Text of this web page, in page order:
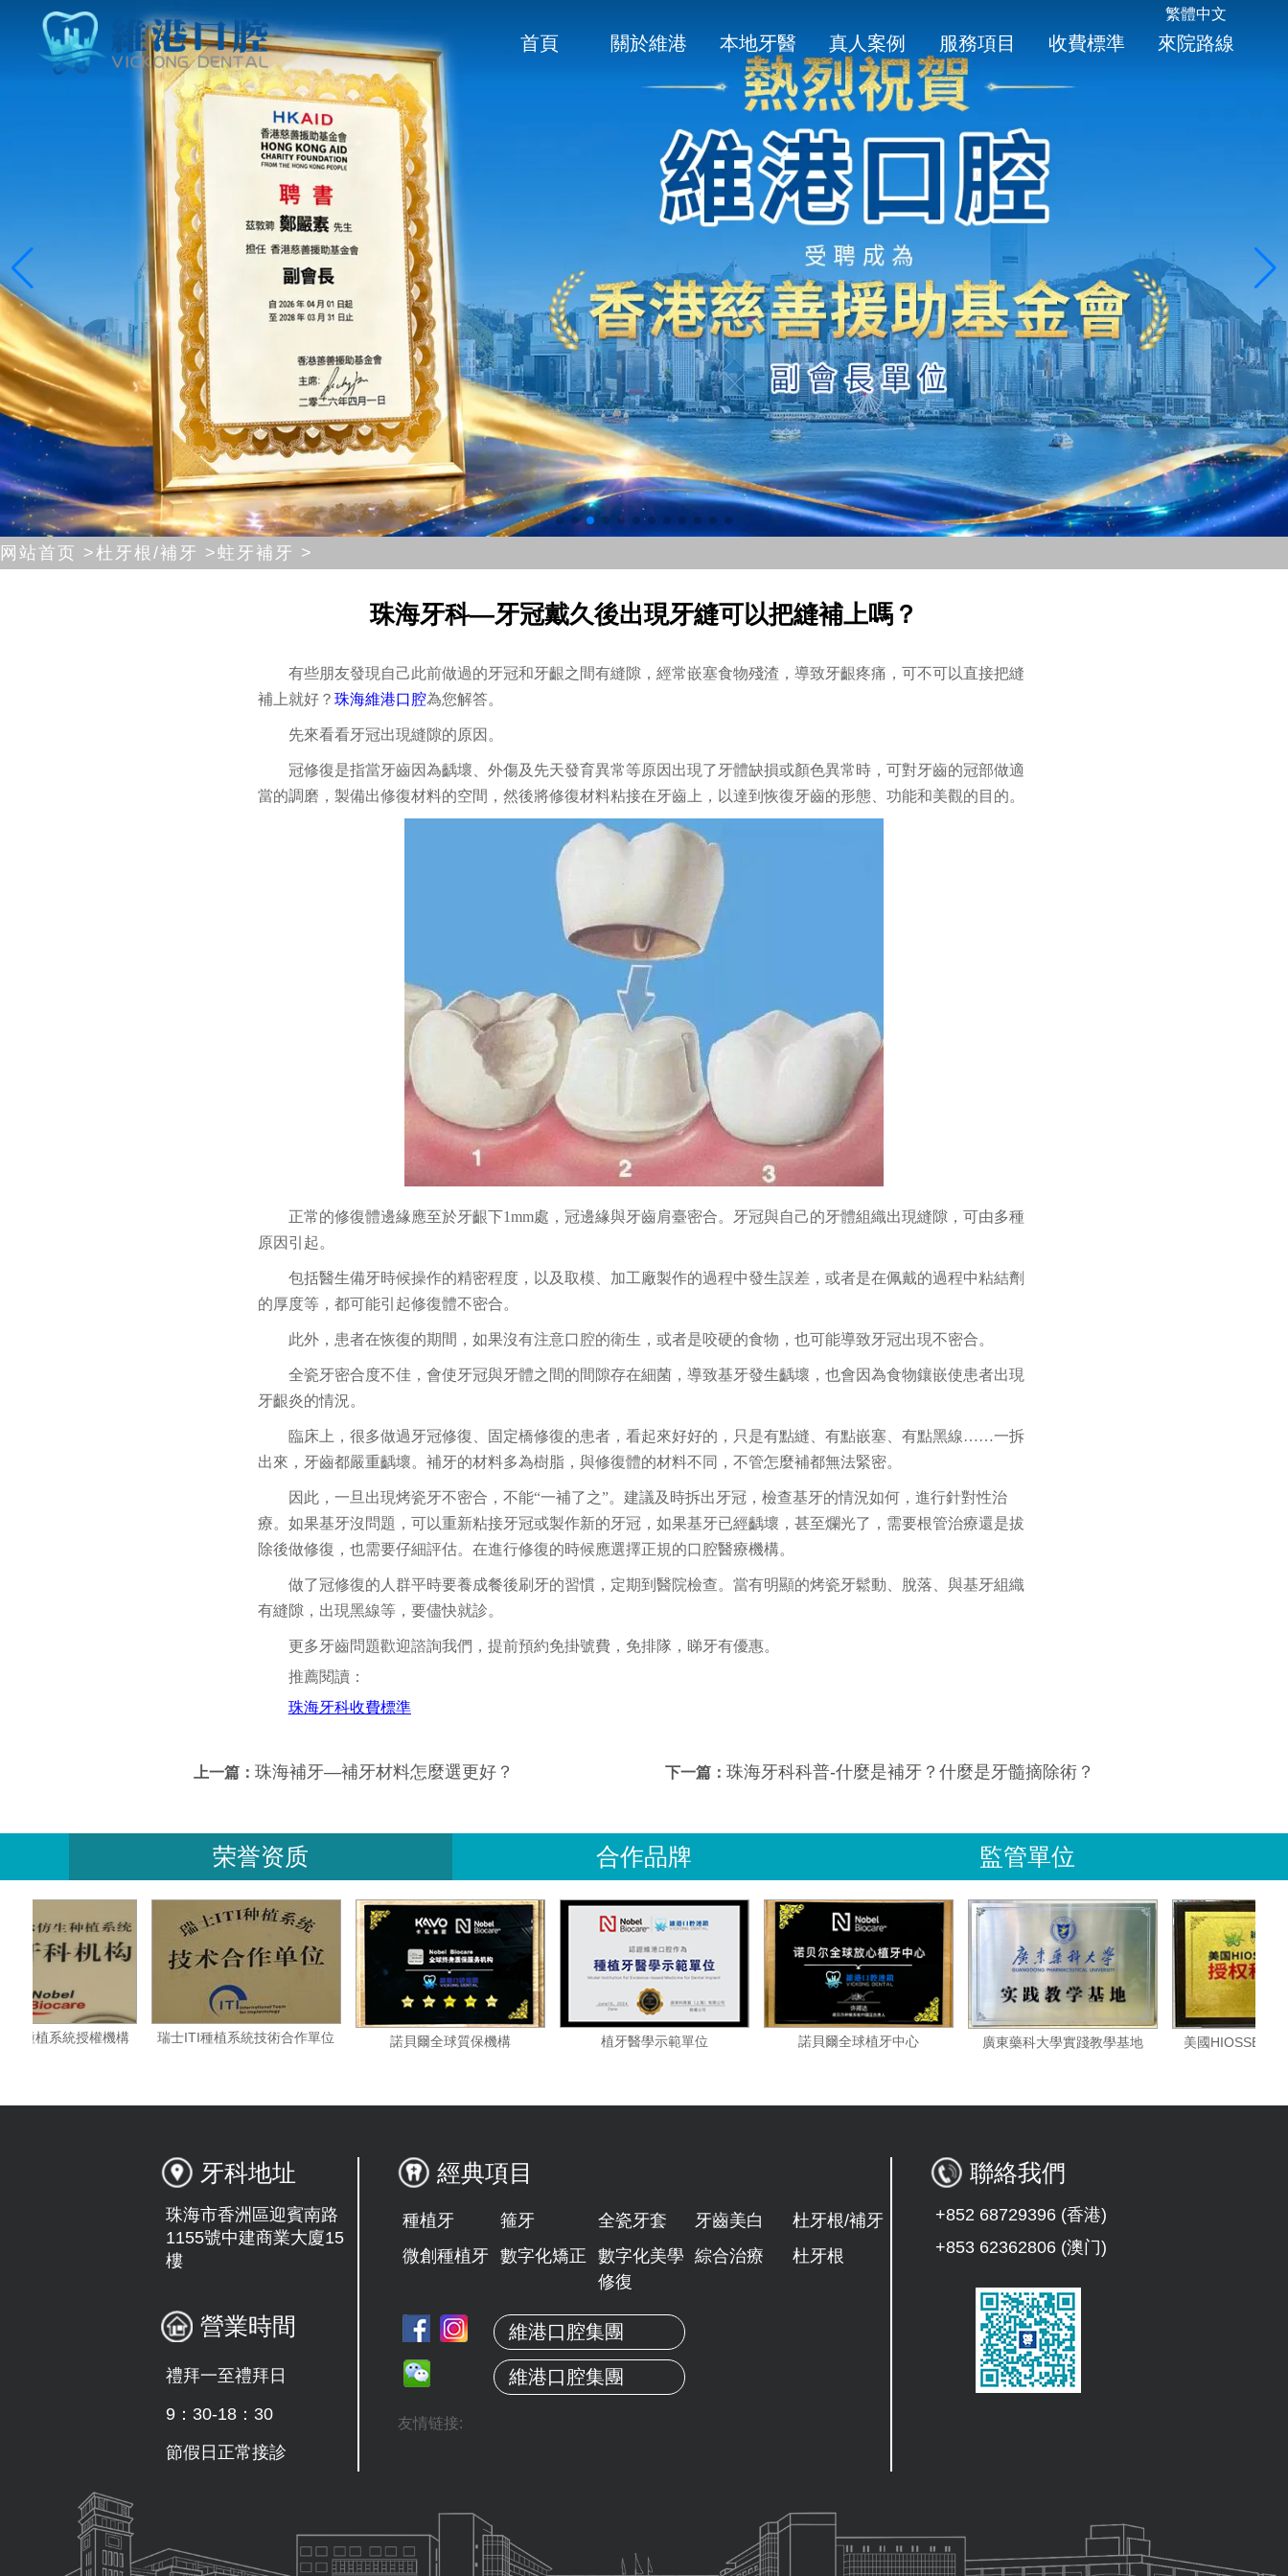
繁體中文
首頁 關於維港 本地牙醫 真人案例 服務項目 收費標準 來院路線
网站首页 >杜牙根/補牙 >蛀牙補牙 >
珠海牙科—牙冠戴久後出現牙縫可以把縫補上嗎？
有些朋友發現自己此前做過的牙冠和牙齦之間有縫隙，經常嵌塞食物殘渣，導致牙齦疼痛，可不可以直接把縫
補上就好？ 珠海維港口腔為您解答。
先來看看牙冠出現縫隙的原因。
冠修復是指當牙齒因為齲壞、外傷及先天發育異常等原因出現了牙體缺損或顏色異常時，可對牙齒的冠部做適
當的調磨，製備出修復材料的空間，然後將修復材料粘接在牙齒上，以達到恢復牙齒的形態、功能和美觀的目的。
正常的修復體邊緣應至於牙齦下1mm處，冠邊緣與牙齒肩臺密合。牙冠與自己的牙體組織出現縫隙，可由多種
原因引起。
包括醫生備牙時候操作的精密程度，以及取模、加工廠製作的過程中發生誤差，或者是在佩戴的過程中粘結劑
的厚度等，都可能引起修復體不密合。
此外，患者在恢復的期間，如果沒有注意口腔的衛生，或者是咬硬的食物，也可能導致牙冠出現不密合。
全瓷牙密合度不佳，會使牙冠與牙體之間的間隙存在細菌，導致基牙發生齲壞，也會因為食物鑲嵌使患者出現
牙齦炎的情況。
臨床上，很多做過牙冠修復、固定橋修復的患者，看起來好好的，只是有點縫、有點嵌塞、有點黑線……一拆
出來，牙齒都嚴重齲壞。補牙的材料多為樹脂，與修復體的材料不同，不管怎麼補都無法緊密。
因此，一旦出現烤瓷牙不密合，不能“一補了之”。建議及時拆出牙冠，檢查基牙的情況如何，進行針對性治
療。如果基牙沒問題，可以重新粘接牙冠或製作新的牙冠，如果基牙已經齲壞，甚至爛光了，需要根管治療還是拔
除後做修復，也需要仔細評估。在進行修復的時候應選擇正規的口腔醫療機構。
做了冠修復的人群平時要養成餐後刷牙的習慣，定期到醫院檢查。當有明顯的烤瓷牙鬆動、脫落、與基牙組織
有縫隙，出現黑線等，要儘快就診。
更多牙齒問題歡迎諮詢我們，提前預約免掛號費，免排隊，睇牙有優惠。
推薦閱讀：
珠海牙科收費標準
上一篇： 珠海補牙—補牙材料怎麼選更好？ 下一篇：珠海牙科科普-什麼是補牙？什麼是牙髓摘除術？
荣誉资质 合作品牌 監管單位
瑞典諾貝爾種植系統授權機構 瑞士ITI種植系統技術合作單位 諾貝爾全球質保機構 植牙醫學示範單位 諾貝爾全球植牙中心 廣東藥科大學實踐教學基地 美國
牙科地址
珠海市香洲區迎賓南路
1155號中建商業大廈15
樓
營業時間
禮拜一至禮拜日
9：30-18：30
節假日正常接診
經典項目
種植牙 箍牙 全瓷牙套 牙齒美白
杜牙根/補牙
微創種植牙 數字化矯正
數字化美學
修復
綜合治療 杜牙根
維港口腔集團
維港口腔集團
友情链接:
聯絡我們
+852 68729396 (香港)
+853 62362806 (澳门)